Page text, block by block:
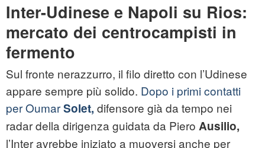
Inter-Udinese e Napoli su Rios:
mercato dei centrocampisti in
fermento
Sul fronte nerazzurro, il filo diretto con l’Udinese
appare sempre più solido. Dopo i primi contatti
per OumarSolet, difensore già da tempo nei
radar della dirigenza guidata da Piero Ausilio,
l’Inter avrebbe iniziato a muoversi anche per